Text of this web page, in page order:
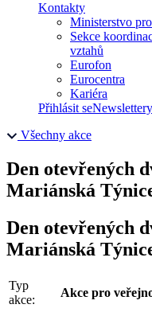
Kontakty
Ministerstvo
Sekce
vztahů
Eurofon
Eurocentra
Kariéra
Přihlásit seNewslettery
Všechny akce
Den otevřených
Mariánská
Den otevřených
Mariánská
Typ
akce:
Akce pro